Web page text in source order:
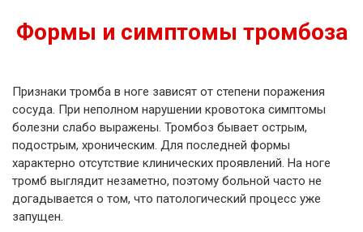
Формы и симптомы тромбоза
Признаки тромба в ноге зависят от степени поражения
сосуда. При неполном нарушении кровотока симптомы
болезни слабо выражены. Тромбоз бывает острым,
подострым, хроническим. Для последней формы
характерно отсутствие клинических проявлений. На ноге
тромб выглядит незаметно, поэтому больной часто не
догадывается о том, что патологический процесс уже
запущен.